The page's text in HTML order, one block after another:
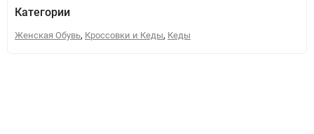
Категории
Женская Обувь, Кроссовки и Кеды, Кеды